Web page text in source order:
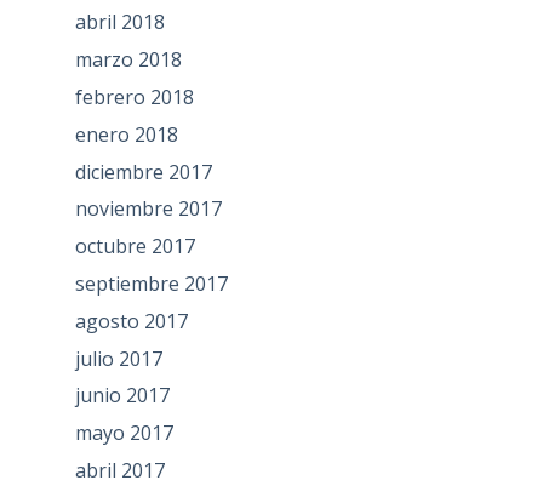
abril 2018
marzo 2018
febrero 2018
enero 2018
diciembre 2017
noviembre 2017
octubre 2017
septiembre 2017
agosto 2017
julio 2017
junio 2017
mayo 2017
abril 2017